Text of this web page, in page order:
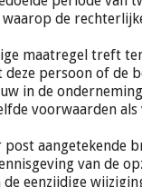
de
maatregel treft
persoon of de
in de
voorwaarden
aangetekende
van de
eenzijdige